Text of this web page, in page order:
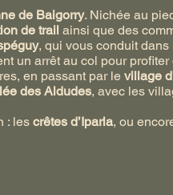
de Baigorry. Nichée au
de trail ainsi que des
, qui vous conduit dans
un arrêt au col pour
en passant par le village
des Aldudes, avec les
: les crêtes d’Iparla, ou